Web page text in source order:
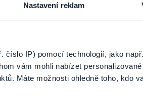
Nastavení reklam
číslo IP) pomocí technologií, jako
vám mohli nabízet
Máte možnosti ohledně toho, kdo
V síti
V naší síti je vyprodáno (možné uvolnění
MECHTLE - HALÓ, TADY MÁMA!
MECHTLE - HALÓ, TADY MÁMA!